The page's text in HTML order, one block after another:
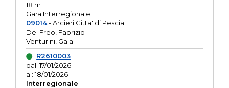
18 m
Gara Interregionale
09014- Arcieri Citta' di Pescia
Del Freo, Fabrizio
Venturini, Gaia
R2610003
dal: 17/01/2026
al: 18/01/2026
Interregionale